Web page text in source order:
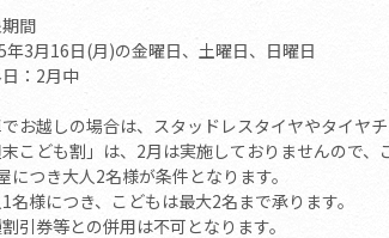
間
年3月16日(月)の金曜日、土曜日、日曜日
：2月中
お越しの場合は、スタッドレスタイヤやタイヤ
こども割」は、2月は実施しておりませんので、
につき大人2名様が条件となります。
名様につき、こどもは最大2名まで承ります。
引券等との併用は不可となります。